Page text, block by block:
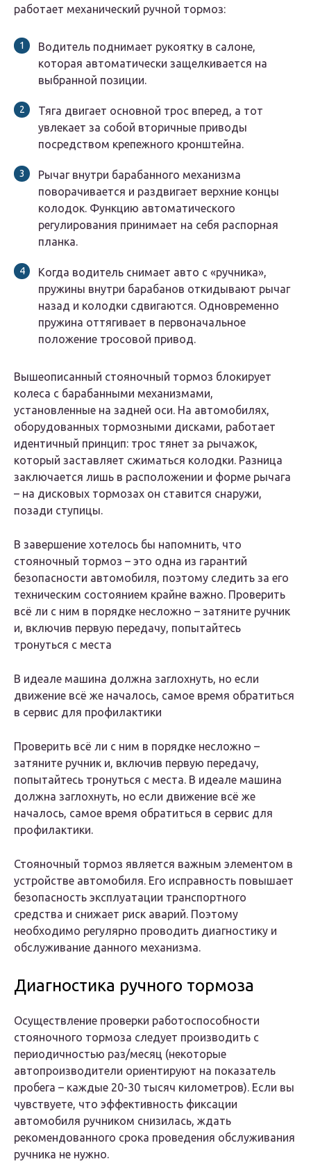
работает механический ручной тормоз:
Водитель поднимает рукоятку в салоне,
которая автоматически защелкивается на
выбранной позиции.
Тяга двигает основной трос вперед, а тот
увлекает за собой вторичные приводы
посредством крепежного кронштейна.
Рычаг внутри барабанного механизма
поворачивается и раздвигает верхние концы
колодок. Функцию автоматического
регулирования принимает на себя распорная
планка.
Когда водитель снимает авто с «ручника»,
пружины внутри барабанов откидывают рычаг
назад и колодки сдвигаются. Одновременно
пружина оттягивает в первоначальное
положение тросовой привод.
Вышеописанный стояночный тормоз блокирует
колеса с барабанными механизмами,
установленные на задней оси. На автомобилях,
оборудованных тормозными дисками, работает
идентичный принцип: трос тянет за рычажок,
который заставляет сжиматься колодки. Разница
заключается лишь в расположении и форме рычага
– на дисковых тормозах он ставится снаружи,
позади ступицы.
В завершение хотелось бы напомнить, что
стояночный тормоз – это одна из гарантий
безопасности автомобиля, поэтому следить за его
техническим состоянием крайне важно. Проверить
всё ли с ним в порядке несложно – затяните ручник
и, включив первую передачу, попытайтесь
тронуться с места
В идеале машина должна заглохнуть, но если
движение всё же началось, самое время обратиться
в сервис для профилактики
Проверить всё ли с ним в порядке несложно –
затяните ручник и, включив первую передачу,
попытайтесь тронуться с места. В идеале машина
должна заглохнуть, но если движение всё же
началось, самое время обратиться в сервис для
профилактики.
Стояночный тормоз является важным элементом в
устройстве автомобиля. Его исправность повышает
безопасность эксплуатации транспортного
средства и снижает риск аварий. Поэтому
необходимо регулярно проводить диагностику и
обслуживание данного механизма.
Диагностика ручного тормоза
Осуществление проверки работоспособности
стояночного тормоза следует производить с
периодичностью раз/месяц (некоторые
автопроизводители ориентируют на показатель
пробега – каждые 20-30 тысяч километров). Если вы
чувствуете, что эффективность фиксации
автомобиля ручником снизилась, ждать
рекомендованного срока проведения обслуживания
ручника не нужно.